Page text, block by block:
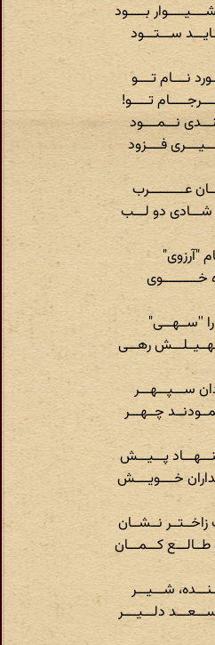
بـــــود
ســـتـــود
نــــام تــــو
تـــــو!
نـــمــــود
فــــزود
عــــــــــرب
شـــادی دو لـــب
"آرزوی"
خــــــــــوی
را ''ســهـــی"
رهـــی
ســـپـــهـــر
چــهـــر
پـــیـــش
خــــویــــش
نــشــان
کـــمـــان
شـــیـــر
دلـــیــــر